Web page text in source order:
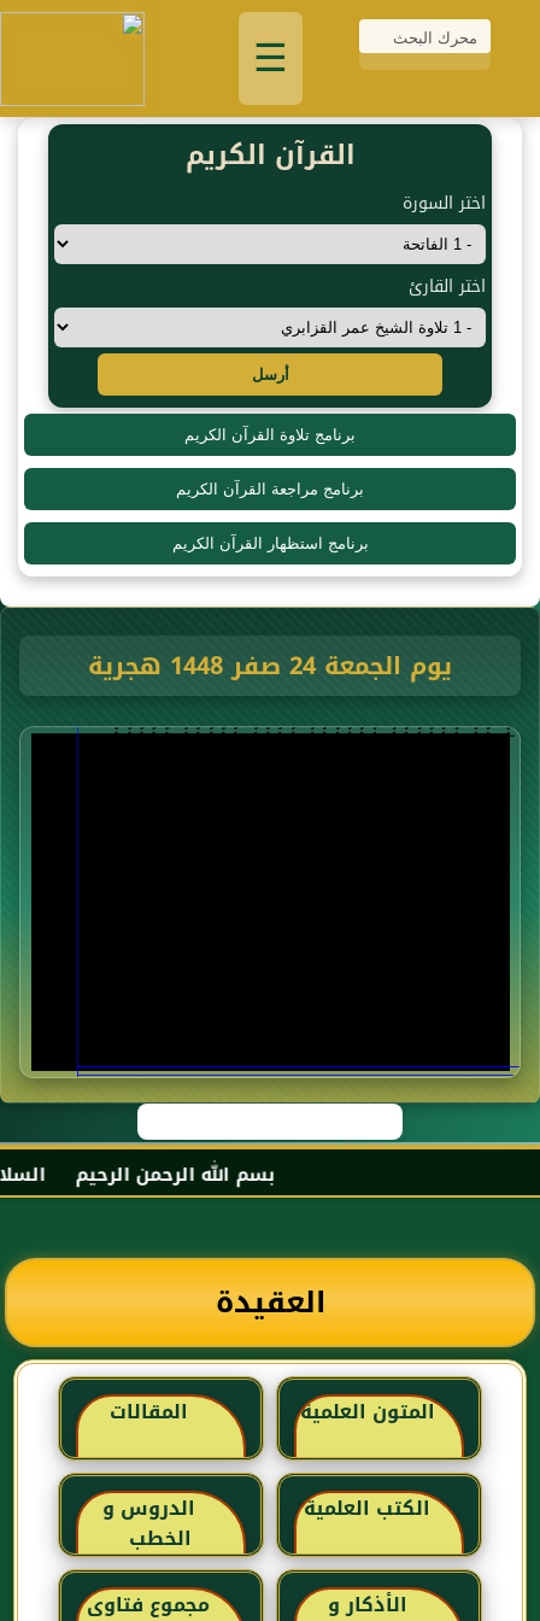
☰
القرآن الكريم
اختر السورة
اختر القارئ
أرسل
برنامج تلاوة القرآن الكريم
برنامج مراجعة القرآن الكريم
برنامج استظهار القرآن الكريم
يوم الجمعة 24 صفر 1448 هجرية
بسم الله الرحمن الرحيم
العقيدة
المتون العلمية المقالات
الكتب العلمية
الدروس و
الخطب
الأذكار و
مجموع فتاوى